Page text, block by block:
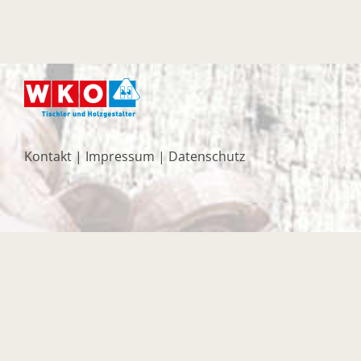
Kontakt | Impressum | Datenschutz